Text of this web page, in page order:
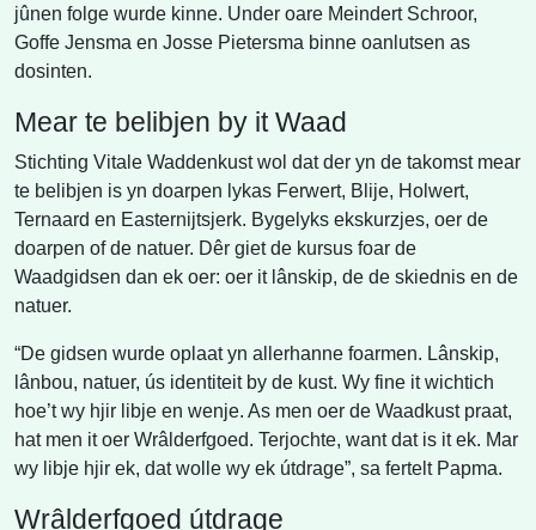
jûnen folge wurde kinne. Under oare Meindert Schroor,
Goffe Jensma en Josse Pietersma binne oanlutsen as
dosinten.
Mear te belibjen by it Waad
Stichting Vitale Waddenkust wol dat der yn de takomst mear
te belibjen is yn doarpen lykas Ferwert, Blije, Holwert,
Ternaard en Easternijtsjerk. Bygelyks ekskurzjes, oer de
doarpen of de natuer. Dêr giet de kursus foar de
Waadgidsen dan ek oer: oer it lânskip, de de skiednis en de
natuer.
“De gidsen wurde oplaat yn allerhanne foarmen. Lânskip,
lânbou, natuer, ús identiteit by de kust. Wy fine it wichtich
hoe’t wy hjir libje en wenje. As men oer de Waadkust praat,
hat men it oer Wrâlderfgoed. Terjochte, want dat is it ek. Mar
wy libje hjir ek, dat wolle wy ek útdrage”, sa fertelt Papma.
Wrâlderfgoed útdrage